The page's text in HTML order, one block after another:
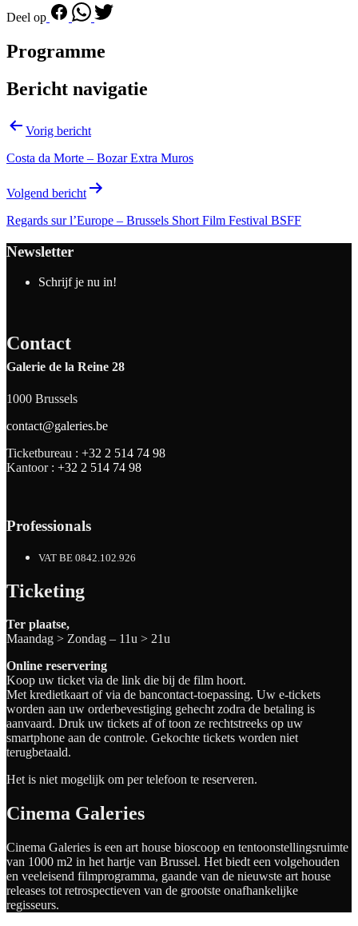
Deel op
Programme
Bericht navigatie
Vorig bericht
Costa da Morte – Bozar Extra Muros
Volgend bericht
Regards sur l’Europe – Brussels Short Film Festival BSFF
Newsletter
Schrijf je nu in!
Contact
Galerie de la Reine 28
1000 Brussels
contact@galeries.be
Ticketbureau : +32 2 514 74 98
Kantoor : +32 2 514 74 98
Professionals
VAT BE 0842.102.926
Ticketing
Ter plaatse,
Maandag > Zondag – 11u > 21u
Online reservering
Koop uw ticket via de link die bij de film hoort.
Met kredietkaart of via de bancontact-toepassing. Uw e-tickets
worden aan uw orderbevestiging gehecht zodra de betaling is
aanvaard. Druk uw tickets af of toon ze rechtstreeks op uw
smartphone aan de controle. Gekochte tickets worden niet
terugbetaald.
Het is niet mogelijk om per telefoon te reserveren.
Cinema Galeries
Cinema Galeries is een art house bioscoop en tentoonstellingsruimte
van 1000 m2 in het hartje van Brussel. Het biedt een volgehouden
en veeleisend filmprogramma, gaande van de nieuwste art house
releases tot retrospectieven van de grootste onafhankelijke
regisseurs.